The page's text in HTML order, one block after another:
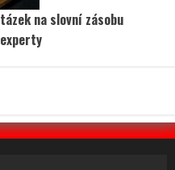
na slovní zásobu